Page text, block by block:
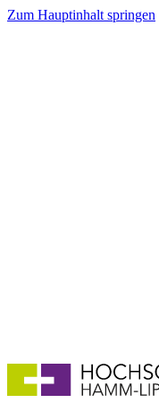
Zum Hauptinhalt springen